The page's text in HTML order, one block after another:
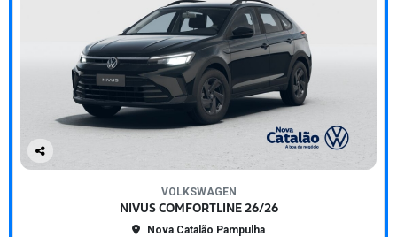
Co
VOLKSWAGEN
NIVUS COMFORTLINE 26/26
Nova Catalão Pampulha